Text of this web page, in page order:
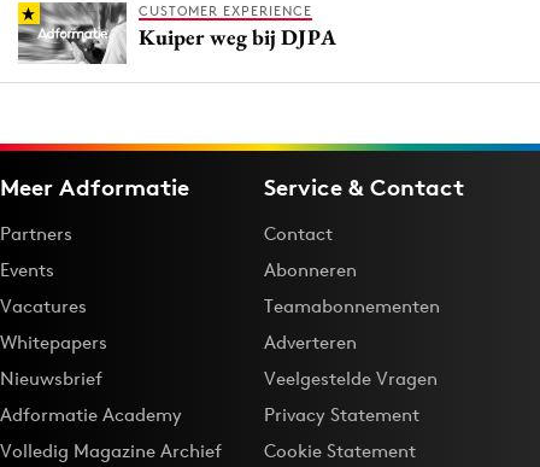
CUSTOMER EXPERIENCE
Kuiper weg bij DJPA
Meer Adformatie
Partners
Events
Vacatures
Whitepapers
Nieuwsbrief
Adformatie Academy
Volledig Magazine Archief
Service & Contact
Contact
Abonneren
Teamabonnementen
Adverteren
Veelgestelde Vragen
Privacy Statement
Cookie Statement